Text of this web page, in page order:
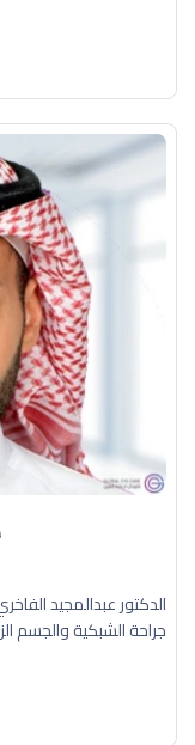
الدكتور عبدالمجيد
جراحة الشبكية والجسم